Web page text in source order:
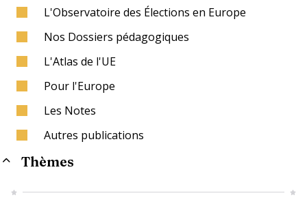
L'Observatoire des Élections en Europe
Nos Dossiers pédagogiques
L'Atlas de l'UE
Pour l'Europe
Les Notes
Autres publications
Thèmes